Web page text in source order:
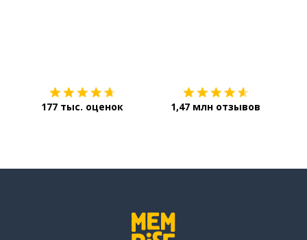
177 тыс. оценок 1,47 млн отзывов